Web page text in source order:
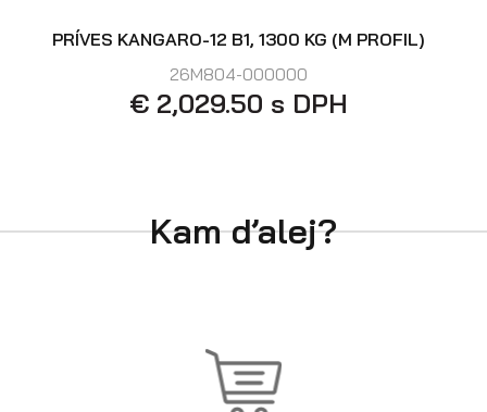
PRÍVES KANGARO-12 B1, 1300 KG (M PROFIL)
26M804-000000
€ 2,029.50 s DPH
Kam ďalej?